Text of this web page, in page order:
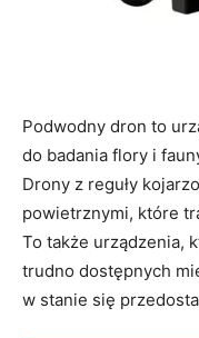
Podwodny dron to
do badania flory i
Drony z reguły
powietrznymi, które
To także urządzenia,
trudno dostępnych
w stanie się